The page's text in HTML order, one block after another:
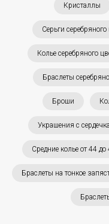
Кристаллы
Серьги серебряного
Колье серебряного
Браслеты
Броши
Украшения с
Средние колье от 44
Браслеты на тонкое